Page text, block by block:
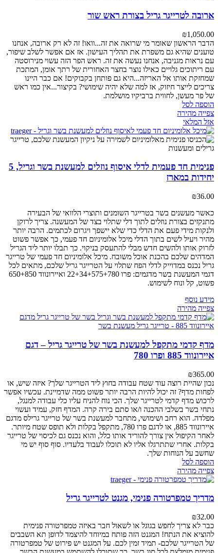
ארובה לטרייגר גריל בצורת ראש שור
₪1,050.00
הדבר הראשון שאומר מי שרואה את זה...וואו! זה לא רק ארובה, אנחנו
טוענים שהיא גם משפרת את תהליך העישון. אז אם אפשר לשלב שיפור,
עם נראות מגניבה, אנחנו נעשה את זה. ראש הפר הזה עשוי מנירוסטה
עם ריתוכים גלויים כאילו נוצר בחצר האחורית של רתך אומן, המתכת
שמחזקת אותו אל האריזה...היא גם פותחן בקבוקים! אם כבר היינו
צריכים לייצר חיזוק, אז למה שלא יהיה שימושי? בקיצור...אין כמו ראש
של פר מעשן, לחווית ברביקיו מושלמת.
הוספה לסל
צפייה מהירה
אזל המלאי
פנימית חד פעמית לדלי איסוף נוזלים למעשנת בשר וגריל, 5
יחידות במארז
₪36.00
כאשר מעשנים בשר בטרייגר השומנים ותוצרי הלוואי של הבעירה
מתנקזים בצורת נוזלים לתוך דלי שתלוי בצד של המעשנה. צריך לרוקן
ולנקות מידי פעם את הדלי כדי שלא יישפך ויגרום לכתמים. הרבה יותר
מהיר ויעיל לשים בתוך הדלי מיכל אלומיניום חד פעמי, כך אפשר פשוט
לזרוק אותו ולהשים חדש מבלי להתעסק בניקוי. כך תבלו יותר ליד הגריל
המדהים שלכם בהכנת אוכל משובח. מיכל אלומיניום חד פעמי של טרייגר
גריל נכנס במדוייק לדלי הפח שתלוי על הטרייגר גריל שלכם, מתאים לכל
דגמי המעשנת בשר מדגמים: פרו 22+34+575+780 ואיירונווד 650+850
פשוט, קל ונוח לשימוש.
מידע נוסף
צפייה מהירה
מדף קדמי מתקפל למעשנת בשר של טרייגר גריל – דגם
איירונווד 885 ופרו 780
₪365.00
נכון שהיית רוצה עוד שטח עבודה בחוץ ליד הטרייגר שלך? איזה שיש, או
לפחות מדף? זה יכול להיות הרבה יותר פשוט ממה שדמיינת. עכשיו אפשר
לרכוש מדף קדמי לטרייגר שלך. הכי נוח להניח עליו כלי עבודה למנגל,
נתחי בשר בשלבי ההכנה ו/או סתם בירה קרה. המדף חזק, עמיד ועשוי
מפלדה. הוא רחב ושימושי, מתחבר למעשנת בשר של טרייגר גרילס מדגם
איירונווד 885, או לדגם פרו 780, מתקפל בקלות ולא תופס שטח מיותר.
לאחר הקיפול אין צורך להוריד אותו כלל, והוא נכנס גם לכיסוי של טרייגר
בקלות. אחרי שתתרגלו אליו לא תוכלו לעבוד בלעדיו. סוף סוף יש מי
שחשב על הנוחות שלך.
הוספה לסל
צפייה מהירה
מדריך טמפרטורה פנימי, מגנט לטרייגר גריל
₪32.00
כבר לא צריך לחפש בגוגל או לשאול חבר באיזה טמפרטורה פנימית
להוציא את הנתח! המגנט הזה פותח במיוחד להיצמד לדופן תא השבבים
של הטרייגר שלכם- תמיד זמין לכם. על המגנט יש פירוט של טמפרטורה